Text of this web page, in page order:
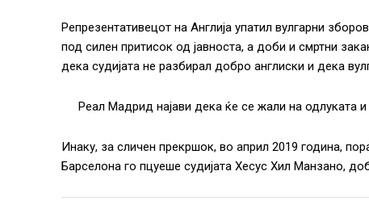
Репрезентативецот на Англија упатил вулгарни
под силен притисок од јавноста, а доби и смртни
дека судијата не разбирал добро англиски и дека
Реал Мадрид најави дека ќе се жали на одлуката
Инаку, за сличен прекршок, во април 2019 година,
Барселона го пцуеше судијата Хесус Хил Манзано,